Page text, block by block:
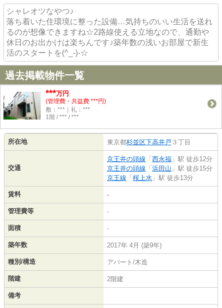
シャレオツなやつ♪
落ち着いた住環境に整った設備…気持ちのいい生活を送れ
るのが想像できますね☆2路線使える立地なので、通勤や
休日のお出かけは楽ちんです♪築年数の浅いお部屋で新生
活のスタートを(^_-)-☆
過去掲載物件一覧
***万円
(管理費・共益費 ***円)
敷：***｜礼：***
1階 / *** / ***
所在地 東京都杉並区下高井戸 ３丁目
交通
京王井の頭線 「 西永福 」駅 徒歩12分
京王井の頭線 「 浜田山 」駅 徒歩15分
京王線 「 桜上水 」駅 徒歩13分
賃料 -
管理費等 -
面積 -
築年数 2017年 4月 (築9年)
種別/構造 アパート/木造
階建 2階建
備考